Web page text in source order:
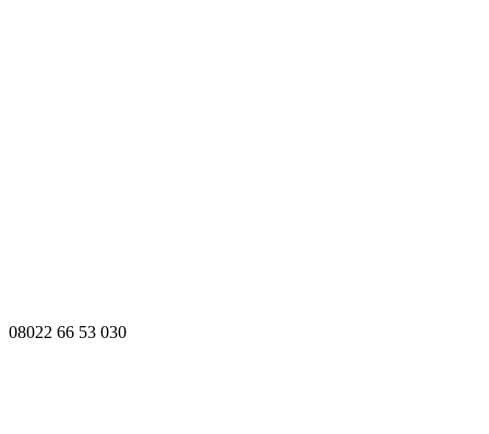
08022 66 53 030